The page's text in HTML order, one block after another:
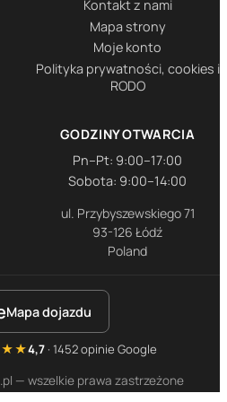
Kontakt z nami
Mapa strony
Moje konto
Polityka prywatności, cookies i
RODO
GODZINY OTWARCIA
Pn–Pt: 9:00–17:00
Sobota: 9:00–14:00
ul. Przybyszewskiego 71
93-126 Łódź
Poland
Mapa dojazdu
— wszelkie prawa zastrzeżone
4,7· 1452 opinie Google